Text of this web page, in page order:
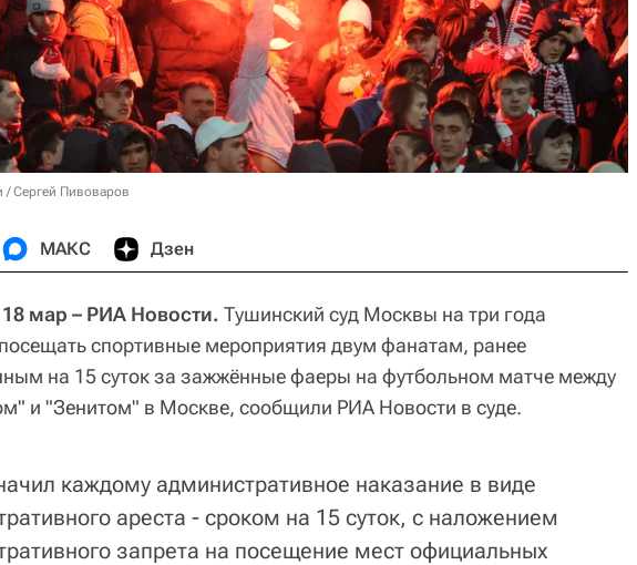
Сергей Пивоваров
МАКС Дзен
мар – РИА Новости. Тушинский суд Москвы на три года
спортивные мероприятия двум фанатам, ранее
на 15 суток за зажжённые фаеры на футбольном матче между
и "Зенитом" в Москве, сообщили РИА Новости в суде.
каждому административное наказание в виде
ареста - сроком на 15 суток, с наложением
запрета на посещение мест официальных